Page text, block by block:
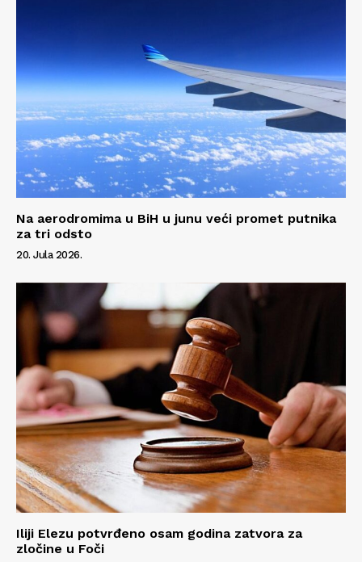
Na aerodromima u BiH u junu veći promet putnika
za tri odsto
20. Jula 2026.
Iliji Elezu potvrđeno osam godina zatvora za
zločine u Foči